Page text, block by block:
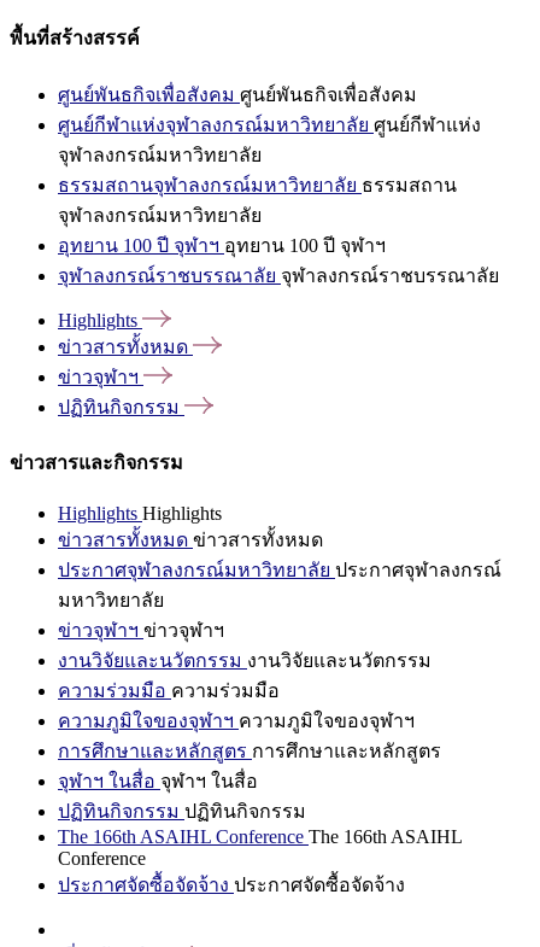
พื้นที่สร้างสรรค์
ศูนย์พันธกิจเพื่อสังคม ศูนย์พันธกิจเพื่อสังคม
ศูนย์กีฬาแห่งจุฬาลงกรณ์มหาวิทยาลัย ศูนย์กีฬาแห่ง
จุฬาลงกรณ์มหาวิทยาลัย
ธรรมสถานจุฬาลงกรณ์มหาวิทยาลัย ธรรมสถาน
จุฬาลงกรณ์มหาวิทยาลัย
อุทยาน 100 ปี จุฬาฯ อุทยาน 100 ปี จุฬาฯ
จุฬาลงกรณ์ราชบรรณาลัย จุฬาลงกรณ์ราชบรรณาลัย
Highlights
ข่าวสารทั้งหมด
ข่าวจุฬาฯ
ปฏิทินกิจกรรม
ข่าวสารและกิจกรรม
Highlights Highlights
ข่าวสารทั้งหมด ข่าวสารทั้งหมด
ประกาศจุฬาลงกรณ์มหาวิทยาลัย ประกาศจุฬาลงกรณ์
มหาวิทยาลัย
ข่าวจุฬาฯ ข่าวจุฬาฯ
งานวิจัยและนวัตกรรม งานวิจัยและนวัตกรรม
ความร่วมมือ ความร่วมมือ
ความภูมิใจของจุฬาฯ ความภูมิใจของจุฬาฯ
การศึกษาและหลักสูตร การศึกษาและหลักสูตร
จุฬาฯ ในสื่อ จุฬาฯ ในสื่อ
ปฏิทินกิจกรรม ปฏิทินกิจกรรม
The 166th ASAIHL Conference The 166th ASAIHL
Conference
ประกาศจัดซื้อจัดจ้าง ประกาศจัดซื้อจัดจ้าง